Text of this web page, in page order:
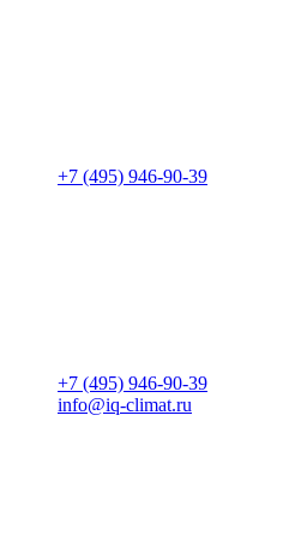
+7 (495) 946-90-39
+7 (495) 946-90-39
info@iq-climat.ru